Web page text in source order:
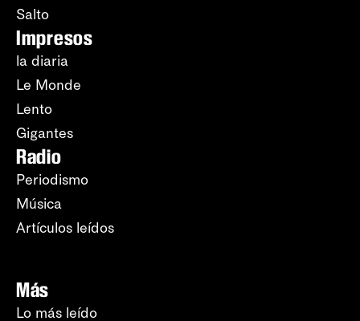
Salto
Impresos
la diaria
Le Monde
Lento
Gigantes
Radio
Periodismo
Música
Artículos leídos
Más
Lo más leído